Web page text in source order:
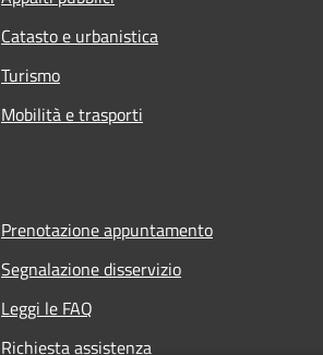
Catasto e urbanistica
Turismo
Mobilità e trasporti
Prenotazione appuntamento
Segnalazione disservizio
Leggi le FAQ
Richiesta assistenza